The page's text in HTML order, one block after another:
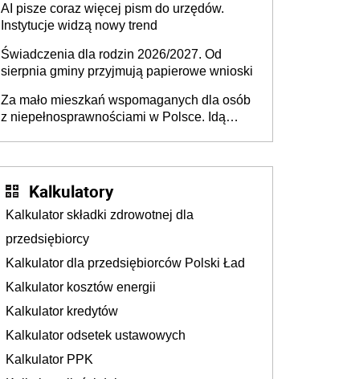
AI pisze coraz więcej pism do urzędów.
Instytucje widzą nowy trend
Świadczenia dla rodzin 2026/2027. Od
sierpnia gminy przyjmują papierowe wnioski
Za mało mieszkań wspomaganych dla osób
z niepełnosprawnościami w Polsce. Idą
Kalkulatory
Kalkulator składki zdrowotnej dla
przedsiębiorcy
Kalkulator dla przedsiębiorców Polski Ład
Kalkulator kosztów energii
Kalkulator kredytów
Kalkulator odsetek ustawowych
Kalkulator PPK